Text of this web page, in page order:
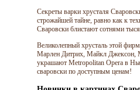
Секреты варки хрусталя
строжайшей тайне, равно как к
Сваровски блистают сотнями
Великолепный хрусталь этой
Марлен Дитрих, Майкл Джексон,
украшают Metropolitan Opera в
сваровски по доступным ценам!